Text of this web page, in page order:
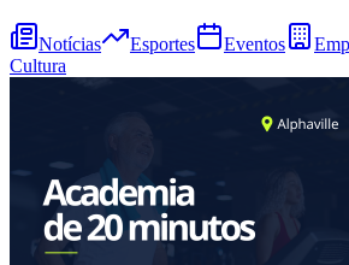
Notícias Esportes Eventos
Cultura